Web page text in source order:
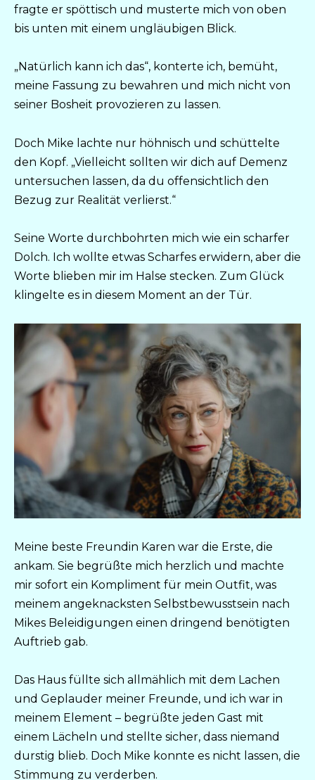
fragte er spöttisch und musterte mich von oben
bis unten mit einem ungläubigen Blick.
„Natürlich kann ich das“, konterte ich, bemüht,
meine Fassung zu bewahren und mich nicht von
seiner Bosheit provozieren zu lassen.
Doch Mike lachte nur höhnisch und schüttelte
den Kopf. „Vielleicht sollten wir dich auf Demenz
untersuchen lassen, da du offensichtlich den
Bezug zur Realität verlierst.“
Seine Worte durchbohrten mich wie ein scharfer
Dolch. Ich wollte etwas Scharfes erwidern, aber die
Worte blieben mir im Halse stecken. Zum Glück
klingelte es in diesem Moment an der Tür.
Meine beste Freundin Karen war die Erste, die
ankam. Sie begrüßte mich herzlich und machte
mir sofort ein Kompliment für mein Outfit, was
meinem angeknacksten Selbstbewusstsein nach
Mikes Beleidigungen einen dringend benötigten
Auftrieb gab.
Das Haus füllte sich allmählich mit dem Lachen
und Geplauder meiner Freunde, und ich war in
meinem Element – begrüßte jeden Gast mit
einem Lächeln und stellte sicher, dass niemand
durstig blieb. Doch Mike konnte es nicht lassen, die
Stimmung zu verderben.